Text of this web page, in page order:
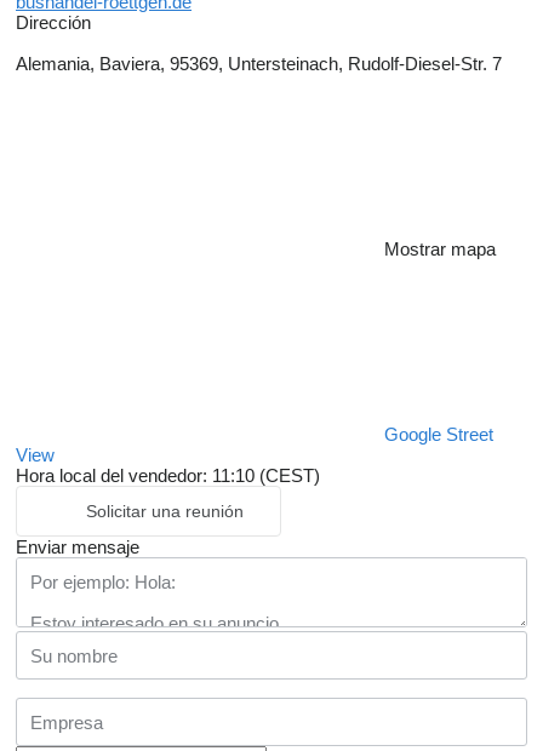
Dirección
Alemania, Baviera, 95369, Untersteinach, Rudolf-Diesel-Str. 7
Mostrar mapa
Google Street
View
Hora local del vendedor: 11:10 (CEST)
Solicitar una reunión
Enviar mensaje